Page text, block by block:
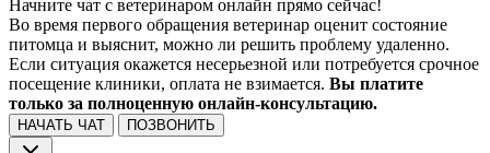
препаратов
Начните чат с ветеринаром онлайн прямо сейчас!
Во время первого обращения ветеринар оценит состояние
питомца и выяснит, можно ли решить проблему удаленно.
Если ситуация окажется несерьезной или потребуется срочное
посещение клиники, оплата не взимается. Вы платите
только за полноценную онлайн-консультацию.
НАЧАТЬ ЧАТ ПОЗВОНИТЬ